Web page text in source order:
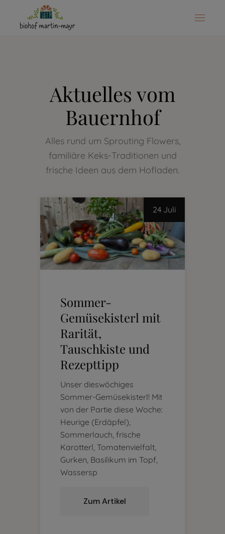
Aktuelles vom
Bauernhof
Alles rund um Sprouting Flowers,
familiäre Keks-Traditionen und
frische Ideen aus dem Hofladen.
24 Juli
Sommer-
Gemüsekisterl mit
Rarität,
Tauschkiste und
Rezepttipp
Unser dieswöchiges
Sommer-Gemüsekisterl! Mit
von der Partie diese Woche:
Heurige (Erdäpfel),
Sommerlauch, frische
Karotterl, Tomatenvielfalt,
Gurken, Basilikum im Topf,
Wassersp
Zum Artikel